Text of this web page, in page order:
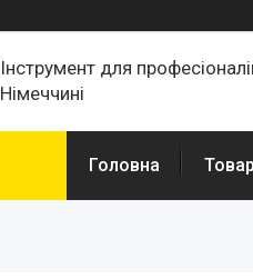
Інструмент для
Німеччині
Головна